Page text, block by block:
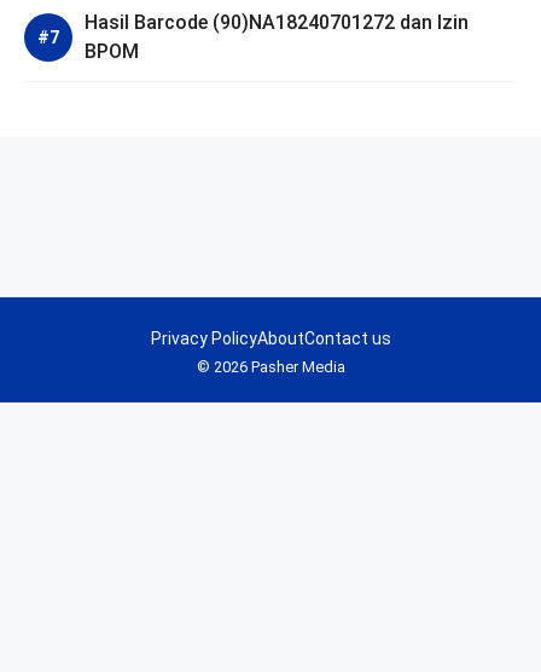
Hasil Barcode (90)NA18240701272 dan Izin
BPOM
© 2026 Pasher Media
Privacy PolicyAboutContact us